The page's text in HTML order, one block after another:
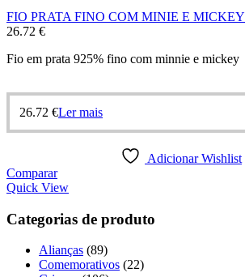
FIO PRATA FINO COM MINIE E MICKEY
26.72 €
Fio em prata 925% fino com minnie e mickey
26.72 €Ler mais
Adicionar Wishlist
Comparar
Quick View
Categorias de produto
Alianças (89)
Comemorativos (22)